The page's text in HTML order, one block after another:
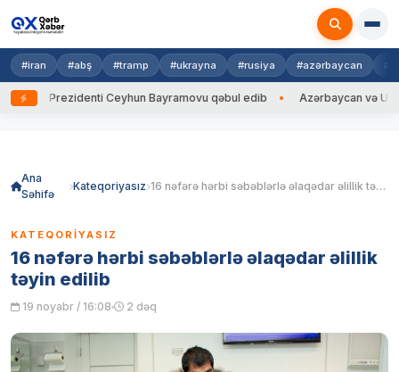
#iran #abş #tramp #ukrayna #rusiya #azərbaycan
Prezidenti Ceyhun Bayramovu qəbul edib Azərbaycan və
Ana
Səhifə
Kateqoriyasız 16 nəfərə hərbi səbəblərlə əlaqədar əlillik təyin edilib
KATEQORIYASIZ
16 nəfərə hərbi səbəblərlə əlaqədar əlillik
təyin edilib
19 noyabr / 16:08 2 dəq